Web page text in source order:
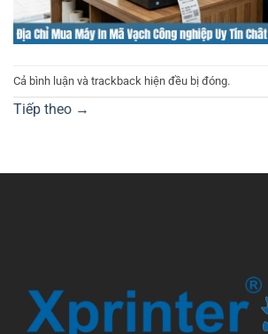
Cả bình luận và trackback hiện đều bị đóng.
Tiếp theo →